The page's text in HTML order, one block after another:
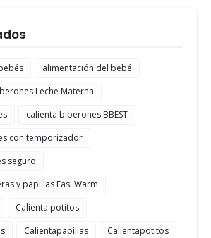
alimentación del bebé
Leche Materna
calienta biberones BBEST
con temporizador
seguro
y papillas Easi Warm
Calienta potitos
Calientapapillas
Calientapotitos